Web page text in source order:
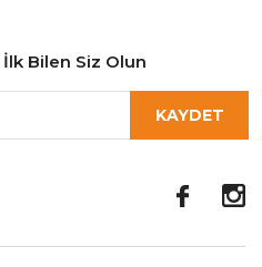
İlk Bilen Siz Olun
KAYDET